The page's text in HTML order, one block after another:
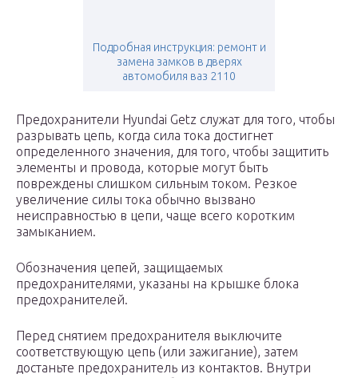
Подробная инструкция: ремонт и
замена замков в дверях
автомобиля ваз 2110
Предохранители Hyundai Getz служат для того, чтобы
разрывать цепь, когда сила тока достигнет
определенного значения, для того, чтобы защитить
элементы и провода, которые могут быть
повреждены слишком сильным током. Резкое
увеличение силы тока обычно вызвано
неисправностью в цепи, чаще всего коротким
замыканием.
Обозначения цепей, защищаемых
предохранителями, указаны на крышке блока
предохранителей.
Перед снятием предохранителя выключите
соответствующую цепь (или зажигание), затем
достаньте предохранитель из контактов. Внутри